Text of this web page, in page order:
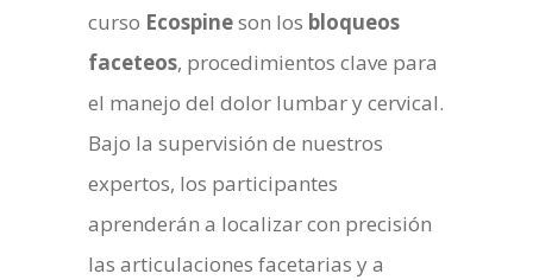
curso Ecospineson los bloqueos
faceteos, procedimientos clave para
el manejo del dolor lumbar y cervical.
Bajo la supervisión de nuestros
expertos, los participantes
aprenderán a localizar con precisión
las articulaciones facetarias y a